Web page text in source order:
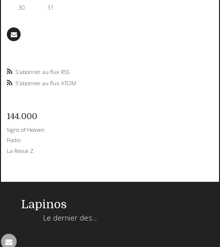
30
31
S'abonner au flux RSS
S'abonner au flux ATOM
144.000
Signs of Heaven
Fodio
La Revue Z
Lapinos
Le dernier des...